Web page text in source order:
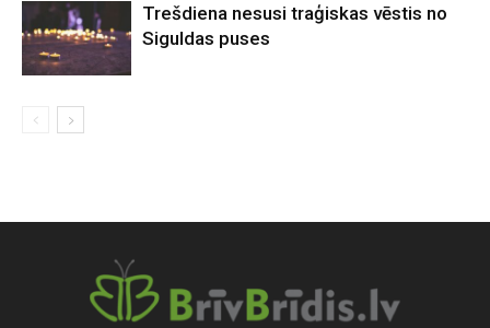
Trešdiena nesusi traģiskas vēstis no
Siguldas puses